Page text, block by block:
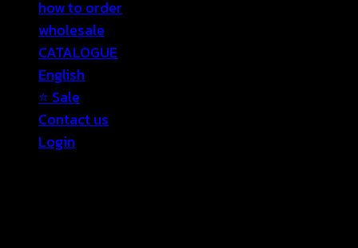
how to order
wholesale
CATALOGUE
English
⭐ Sale
Contact us
Login